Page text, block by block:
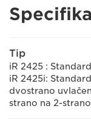
Tip
iR 2425 :
iR 2425i:
dvostrano
strano na 2-